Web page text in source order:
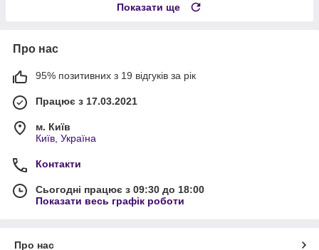
Показати ще
Про нас
95% позитивних з 19 відгуків за рік
Працює з 17.03.2021
м. Київ
Київ, Україна
Контакти
Сьогодні працює з 09:30 до 18:00
Показати весь графік роботи
Про нас